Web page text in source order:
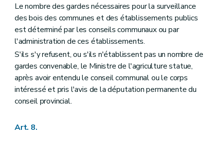
Art. 111
Art. 112
Art. 113
Art. 114
Art. 115
Art. 116
Art. 117
Art. 118
Art. 119
Titre XI De la procédure en matière de délits commis dans les bois soumis au régime forestier
Section 1
Le nombre des gardes nécessaires pour la surveillance
des bois des communes et des établissements publics
est déterminé par les conseils communaux ou par
l'administration de ces établissements.
S'ils s'y refusent, ou s'ils n'établissent pas un nombre de
gardes convenable, le Ministre de l'agriculture statue,
après avoir entendu le conseil communal ou le corps
intéressé et pris l'avis de la députation permanente du
conseil provincial.
Art. 8.